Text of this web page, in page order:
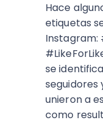
Hace
etiquetas
Instagram:
se
seguidores
unieron a
como